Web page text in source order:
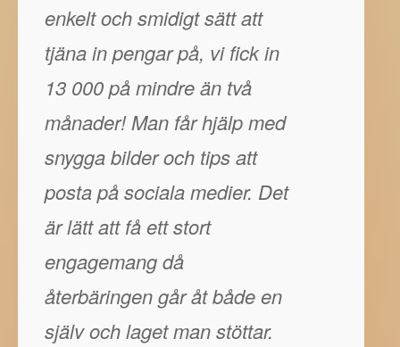
enkelt och smidigt sätt att
tjäna in pengar på, vi fick in
13 000 på mindre än två
månader! Man får hjälp med
snygga bilder och tips att
posta på sociala medier. Det
är lätt att få ett stort
engagemang då
återbäringen går åt både en
själv och laget man stöttar.